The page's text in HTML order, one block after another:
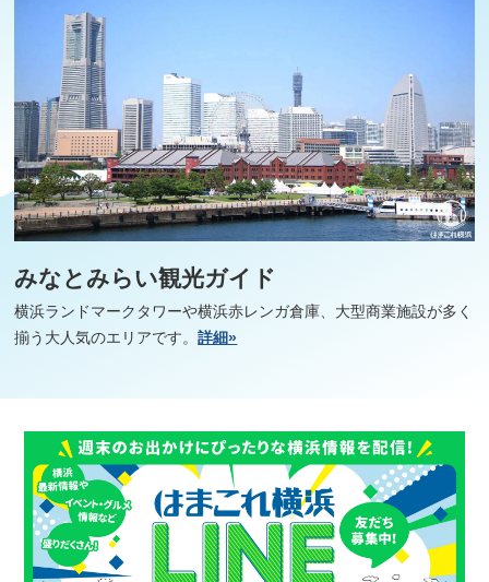
みなとみらい観光ガイド
横浜ランドマークタワーや横浜赤レンガ倉庫、大型商業施設が多く
揃う大人気のエリアです。詳細»